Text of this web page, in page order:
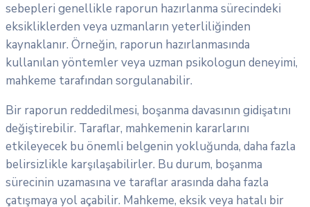
sebepleri genellikle raporun hazırlanma sürecindeki
eksikliklerden veya uzmanların yeterliliğinden
kaynaklanır. Örneğin, raporun hazırlanmasında
kullanılan yöntemler veya uzman psikologun deneyimi,
mahkeme tarafından sorgulanabilir.
Bir raporun reddedilmesi, boşanma davasının gidişatını
değiştirebilir. Taraflar, mahkemenin kararlarını
etkileyecek bu önemli belgenin yokluğunda, daha fazla
belirsizlikle karşılaşabilirler. Bu durum, boşanma
sürecinin uzamasına ve taraflar arasında daha fazla
çatışmaya yol açabilir. Mahkeme, eksik veya hatalı bir